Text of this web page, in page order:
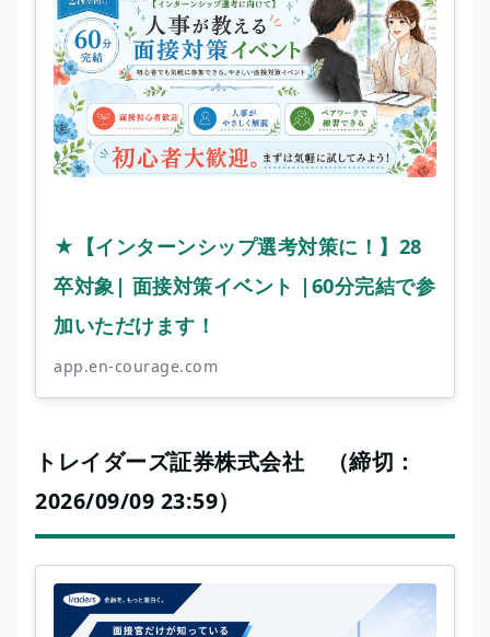
★【インターンシップ選考対策に！】28
卒対象| 面接対策イベント |60分完結で参
加いただけます！
app.en-courage.com
トレイダーズ証券株式会社 （締切：
2026/09/09 23:59）